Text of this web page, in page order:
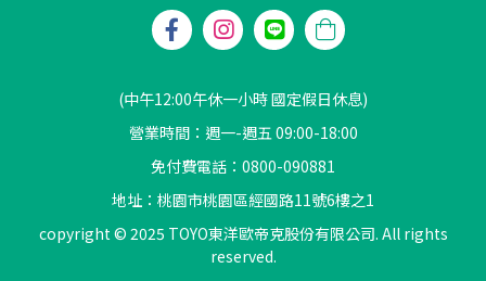
(中午12:00午休一小時 國定假日休息)
營業時間：週一-週五 09:00-18:00
免付費電話：0800-090881
地址：桃園市桃園區經國路11號6樓之1
copyright © 2025 TOYO東洋歐帝克股份有限公司. All rights
reserved.